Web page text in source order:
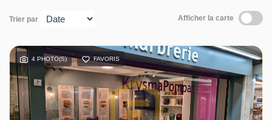
Agence
Actualités
Contact
Trier par Afficher la carte
4 PHOTO(S) FAVORIS